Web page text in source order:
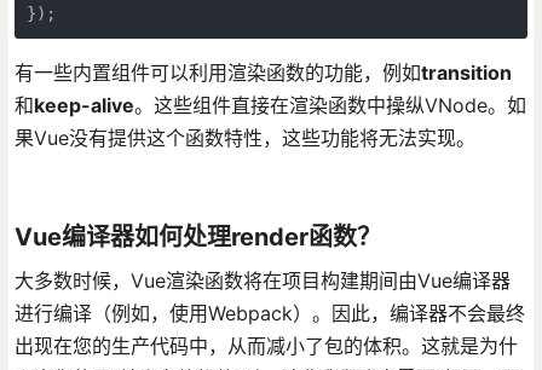
});
有一些内置组件可以利用渲染函数的功能，例如transition
和keep-alive。这些组件直接在渲染函数中操纵VNode。如
果Vue没有提供这个函数特性，这些功能将无法实现。
Vue编译器如何处理render函数？
大多数时候，Vue渲染函数将在项目构建期间由Vue编译器
进行编译（例如，使用Webpack）。因此，编译器不会最终
出现在您的生产代码中，从而减小了包的体积。这就是为什